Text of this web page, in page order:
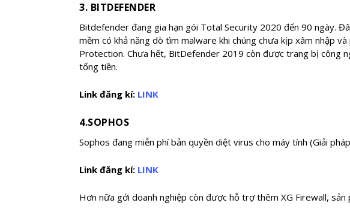
3. BITDEFENDER
Bitdefender đang gia hạn gói Total Security 2020 đến 90 ngày.
mềm có khả năng dò tìm malware khi chúng chưa kịp xâm nhập
Protection. Chưa hết, BitDefender 2019 còn được trang bị công
tống tiền.
Link đăng kí: LINK
4.SOPHOS
Sophos đang miễn phí bản quyền diệt virus cho máy tính (Giải
Link đăng kí: LINK
Hơn nữa gới doanh nghiệp còn được hỗ trợ thêm XG Firewall,